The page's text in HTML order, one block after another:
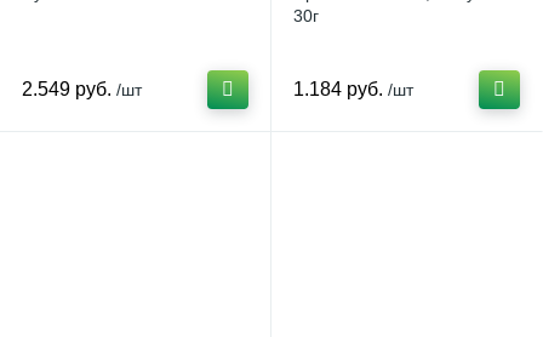
2.549 руб. /шт
30г
1.184 руб. /шт